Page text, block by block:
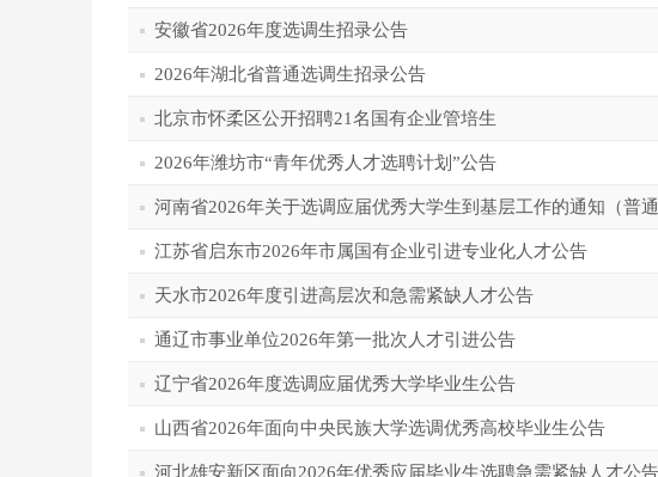
安徽省2026年度选调生招录公告
2026年湖北省普通选调生招录公告
北京市怀柔区公开招聘21名国有企业管培生
2026年潍坊市“青年优秀人才选聘计划”公告
河南省2026年关于选调应届优秀大学生到基层工作的通知（普通
江苏省启东市2026年市属国有企业引进专业化人才公告
天水市2026年度引进高层次和急需紧缺人才公告
通辽市事业单位2026年第一批次人才引进公告
辽宁省2026年度选调应届优秀大学毕业生公告
山西省2026年面向中央民族大学选调优秀高校毕业生公告
河北雄安新区面向2026年优秀应届毕业生选聘急需紧缺人才公告